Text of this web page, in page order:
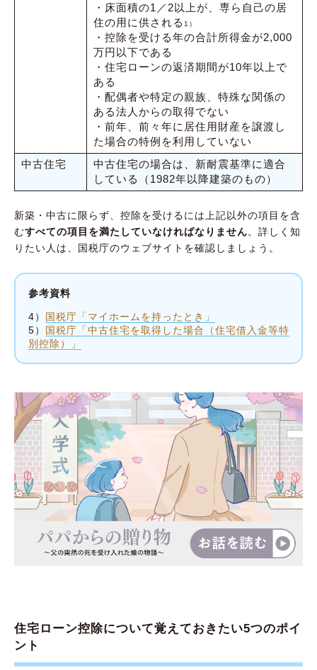
・床面積の1／2以上が、専ら自己の居
住の用に供される 1）
・控除を受ける年の合計所得金が2,000
万円以下である
・住宅ローンの返済期間が10年以上で
ある
・配偶者や特定の親族、特殊な関係の
ある法人からの取得でない
・前年、前々年に居住用財産を譲渡し
た場合の特例を利用していない
中古住宅
中古住宅の場合は、新耐震基準に適合
している（1982年以降建築のもの）
新築・中古に限らず、控除を受けるには上記以外の項目を含
むすべての項目を満たしていなければなりません。詳しく知
りたい人は、国税庁のウェブサイトを確認しましょう。
参考資料
4）
国税庁「マイホームを持ったとき」
5）
国税庁「中古住宅を取得した場合（住宅借入金等特
別控除）」
住宅ローン控除について覚えておきたい5つのポイ
ント